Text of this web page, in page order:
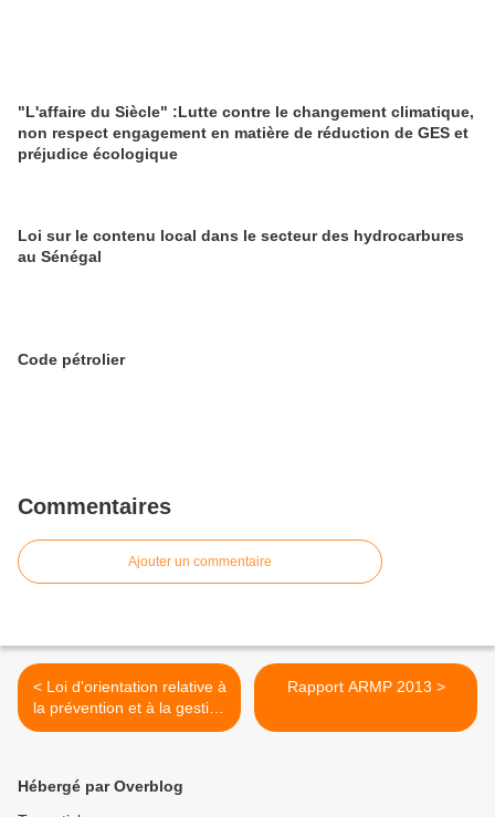
"L'affaire du Siècle" :Lutte contre le changement climatique,
non respect engagement en matière de réduction de GES et
préjudice écologique
Loi sur le contenu local dans le secteur des hydrocarbures
au Sénégal
Code pétrolier
Commentaires
Ajouter un commentaire
< Loi d'orientation relative à
la prévention et à la gestion
des risques, des crises
Faso)
Rapport ARMP 2013 >
Hébergé par Overblog